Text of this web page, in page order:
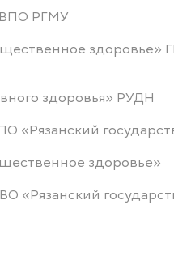
ВПО РГМУ
здоровья» РУДН
«Рязанский
здоровье»
«Рязанский